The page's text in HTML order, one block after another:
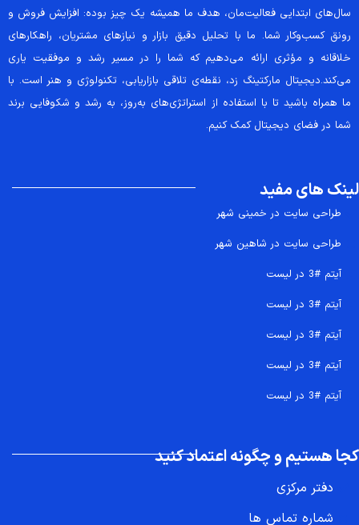
سال‌های ابتدایی فعالیت‌مان، هدف ما همیشه یک چیز بوده: افزایش فروش و
رونق کسب‌وکار شما. ما با تحلیل دقیق بازار و نیازهای مشتریان، راهکارهای
خلاقانه و مؤثری ارائه می‌دهیم که شما را در مسیر رشد و موفقیت یاری
می‌کند.دیجیتال مارکتینگ زد، نقطه‌ی تلاقی بازاریابی، تکنولوژی و هنر است. با
ما همراه باشید تا با استفاده از استراتژی‌های به‌روز، به رشد و شکوفایی برند
شما در فضای دیجیتال کمک کنیم.
لینک های مفید
طراحی سایت در خمینی شهر
طراحی سایت در شاهین شهر
آیتم #3 در لیست
آیتم #3 در لیست
آیتم #3 در لیست
آیتم #3 در لیست
آیتم #3 در لیست
کجا هستیم و چگونه اعتماد کنید
دفتر مرکزی
شماره تماس ها